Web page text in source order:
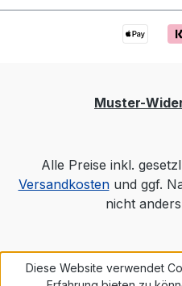
Muster-
Alle Preise inkl.
Versandkostenund ggf.
nicht
Diese Website verwendet